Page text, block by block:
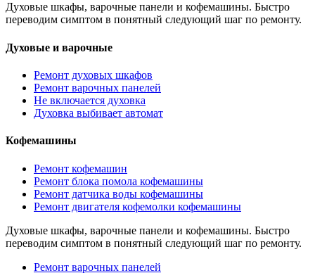
Духовые шкафы, варочные панели и кофемашины. Быстро
переводим симптом в понятный следующий шаг по ремонту.
Духовые и варочные
Ремонт духовых шкафов
Ремонт варочных панелей
Не включается духовка
Духовка выбивает автомат
Кофемашины
Ремонт кофемашин
Ремонт блока помола кофемашины
Ремонт датчика воды кофемашины
Ремонт двигателя кофемолки кофемашины
Духовые шкафы, варочные панели и кофемашины. Быстро
переводим симптом в понятный следующий шаг по ремонту.
Ремонт варочных панелей